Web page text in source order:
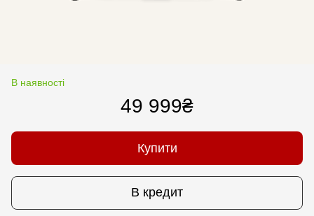
В наявності
49 999₴
Купити
В кредит